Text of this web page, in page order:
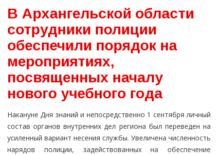
В Архангельской области
сотрудники полиции
обеспечили порядок на
мероприятиях,
посвященных началу
нового учебного года
Накануне Дня знаний и непосредственно 1 сентября личный
состав органов внутренних дел региона был переведен на
усиленный вариант несения службы. Увеличена численность
нарядов полиции, задействованных на обеспечение